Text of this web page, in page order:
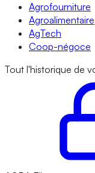
Agrofourniture
Agroalimentaire
AgTech
Coop-négoce
Tout l'historique de